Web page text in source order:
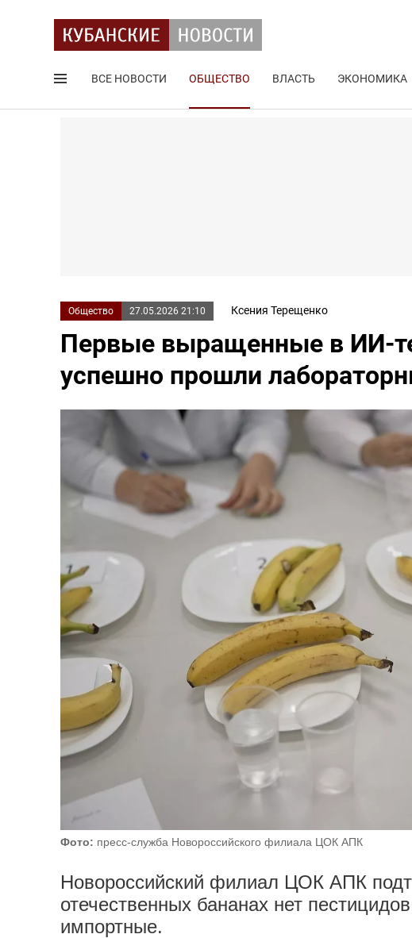
ВСЕ НОВОСТИ ОБЩЕСТВО ВЛАСТЬ ЭКОНОМИКА
Общество 27.05.2026 21:10 Ксения Терещенко
Первые выращенные в ИИ-
успешно прошли
Фото: пресс-служба Новороссийского филиала ЦОК АПК
Новороссийский филиал ЦОК АПК
отечественных бананах нет
импортные.